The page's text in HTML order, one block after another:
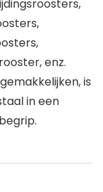
enz.
is
in een